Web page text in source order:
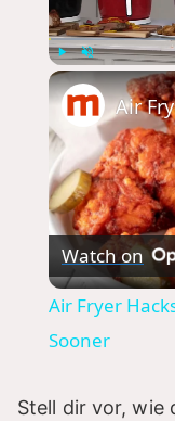
Play
Watch on
Air Fryer
Sooner
Stell dir vor, wie